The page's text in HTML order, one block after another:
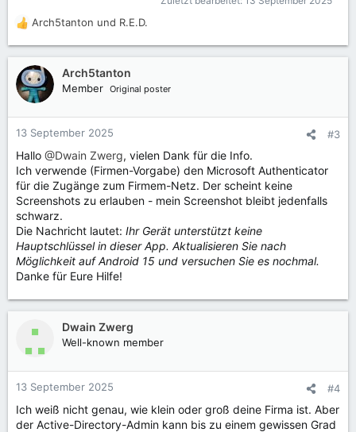
R
e
a
k
t
o
n
n
:
Arch5tanton und R.E.D.
Arch5tanton
Member Original poster
13 September 2025 #3
Hallo @Dwain Zwerg, vielen Dank für die Info.
Ich verwende (Firmen-Vorgabe) den Microsoft Authenticator
für die Zugänge zum Firmem-Netz. Der scheint keine
Screenshots zu erlauben - mein Screenshot bleibt jedenfalls
schwarz.
Die Nachricht lautet: Ihr Gerät unterstützt keine
Hauptschlüssel in dieser App. Aktualisieren Sie nach
Möglichkeit auf Android 15 und versuchen Sie es nochmal.
Danke für Eure Hilfe!
Dwain Zwerg
Well-known member
13 September 2025 #4
Ich weiß nicht genau, wie klein oder groß deine Firma ist. Aber
der Active-Directory-Admin kann bis zu einem gewissen Grad